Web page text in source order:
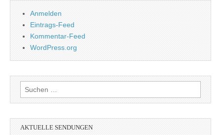
Anmelden
Eintrags-Feed
Kommentar-Feed
WordPress.org
Suchen
nach:
AKTUELLE SENDUNGEN